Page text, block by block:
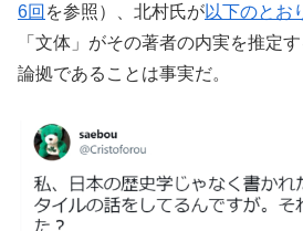
6回 を参照）、北村氏が以下のとお
「文体」がその著者の内実を推定
論拠であることは事実だ。